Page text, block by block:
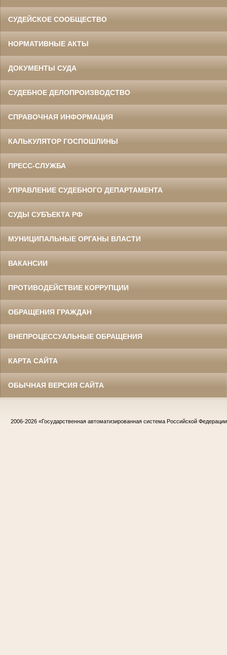
СУДЕЙСКОЕ СООБЩЕСТВО
НОРМАТИВНЫЕ АКТЫ
ДОКУМЕНТЫ СУДА
СУДЕБНОЕ ДЕЛОПРОИЗВОДСТВО
СПРАВОЧНАЯ ИНФОРМАЦИЯ
КАЛЬКУЛЯТОР ГОСПОШЛИНЫ
ПРЕСС-СЛУЖБА
УПРАВЛЕНИЕ СУДЕБНОГО ДЕПАРТАМЕНТА
СУДЫ СУБЪЕКТА РФ
МУНИЦИПАЛЬНЫЕ ОРГАНЫ ВЛАСТИ
ВАКАНСИИ
ПРОТИВОДЕЙСТВИЕ КОРРУПЦИИ
ОБРАЩЕНИЯ ГРАЖДАН
ВНЕПРОЦЕССУАЛЬНЫЕ ОБРАЩЕНИЯ
КАРТА САЙТА
ОБЫЧНАЯ ВЕРСИЯ САЙТА
2006-2026 «Государственная автоматизированная система Российской